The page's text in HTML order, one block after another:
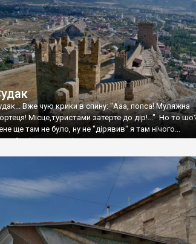
Вже чую крики в спину: "Ааа, попса! Муляжна
Місце,туристами затерте до дір!..." Но то
ще там не було, ну не "дірявив" я там нічого...
до цього літа.